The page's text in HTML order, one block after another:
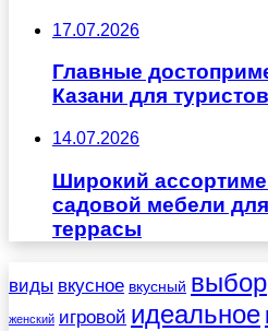
17.07.2026
Главные
Казани для
14.07.2026
Широкий
садовой мебели
террасы
виды вкусное вкусный выбор
женский игровой идеальное